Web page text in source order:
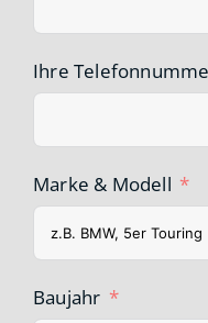
Ihre
Marke & Modell
Baujahr